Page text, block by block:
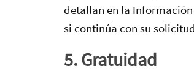
detallan en la
si continúa con su
5. Gratuidad